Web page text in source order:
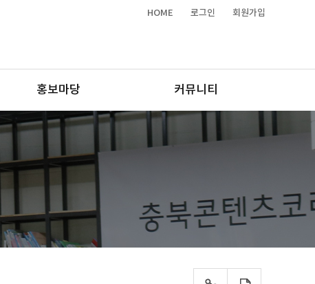
HOME 로그인 회원가입
홍보마당 커뮤니티